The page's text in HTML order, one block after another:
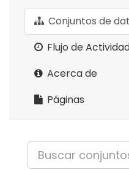
Conjuntos de
Flujo de
Acerca de
Páginas